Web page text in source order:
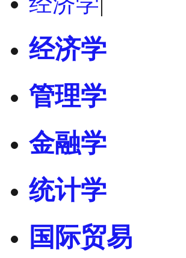
经济学
管理学
金融学
统计学
国际贸易